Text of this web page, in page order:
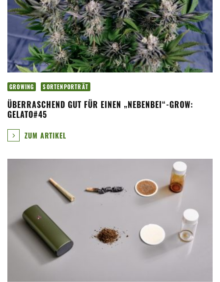
GROWING SORTENPORTRÄT
ÜBERRASCHEND GUT FÜR EINEN „NEBENBEI“-GROW:
GELATO#45
ZUM ARTIKEL